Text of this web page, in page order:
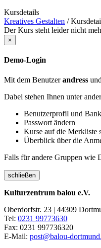
Kursdetails
Kreatives Gestalten /
Der Kurs steht leider nicht
×
Demo-Login
Mit dem Benutzerandress
Dabei stehen Ihnen unter
Benutzerprofil und
Passwort ändern
Kurse auf die Merkliste
Überblick über die
Falls für andere Gruppen wie
schließen
Kulturzentrum balou e.V.
Oberdorfstr. 23 | 44309
Tel: 0231 99773630
Fax: 0231 997736320
E-Mail: post@balou-